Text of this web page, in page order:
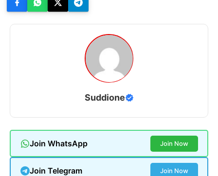
Suddione
Join WhatsApp Join Now
Join Telegram Join Now